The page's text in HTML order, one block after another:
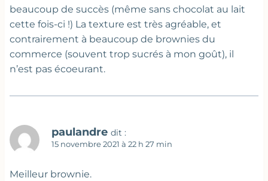
beaucoup de succès (même sans chocolat au lait
cette fois-ci !) La texture est très agréable, et
contrairement à beaucoup de brownies du
commerce (souvent trop sucrés à mon goût), il
n’est pas écoeurant.
paulandre dit :
15 novembre 2021 à 22 h 27 min
Meilleur brownie.